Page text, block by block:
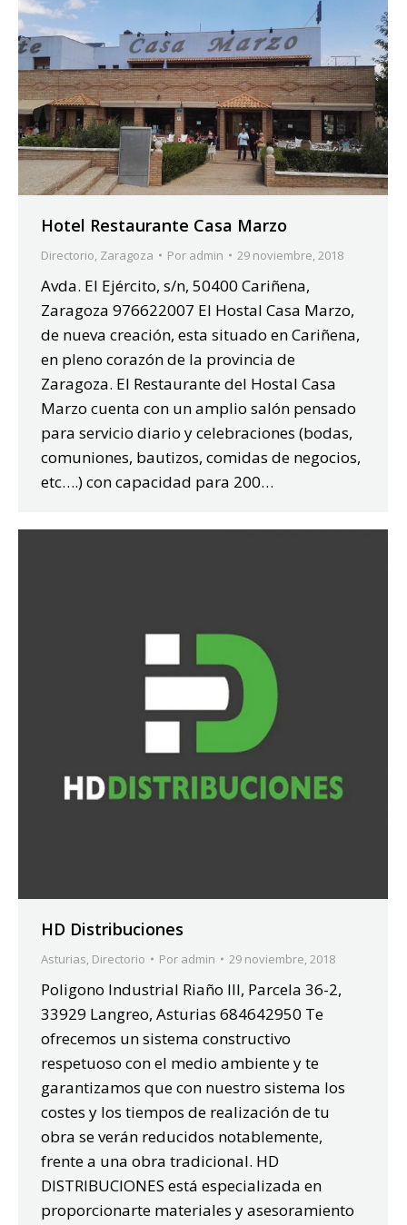
Hotel Restaurante Casa Marzo
Directorio Zaragoza Por admin 29 noviembre, 2018
Avda. El Ejército, s/n, 50400 Cariñena,
Zaragoza 976622007 El Hostal Casa Marzo,
de nueva creación, esta situado en Cariñena,
en pleno corazón de la provincia de
Zaragoza. El Restaurante del Hostal Casa
Marzo cuenta con un amplio salón pensado
para servicio diario y celebraciones (bodas,
comuniones, bautizos, comidas de negocios,
etc….) con capacidad para 200…
HD Distribuciones
Asturias, Directorio Por admin 29 noviembre, 2018
Poligono Industrial Riaño III, Parcela 36-2,
33929 Langreo, Asturias 684642950 Te
ofrecemos un sistema constructivo
respetuoso con el medio ambiente y te
garantizamos que con nuestro sistema los
costes y los tiempos de realización de tu
obra se verán reducidos notablemente,
frente a una obra tradicional. HD
DISTRIBUCIONES está especializada en
proporcionarte materiales y asesoramiento